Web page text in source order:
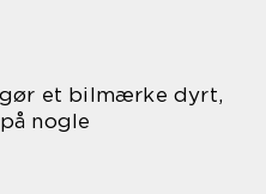
et bilmærke dyrt,
nogle